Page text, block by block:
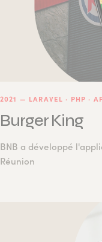
2021 — LARAVEL · PHP ·
Burger King
BNB a développé
Réunion